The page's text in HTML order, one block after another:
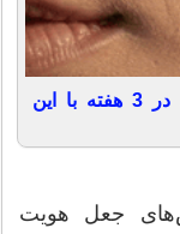
کاهش چشمگیر جای زخم و بخیه فقط در 3 هفته با این
جعل هویت